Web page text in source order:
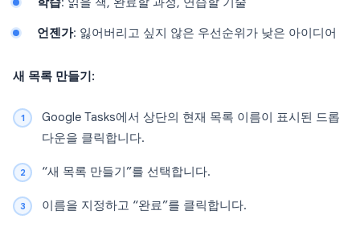
언젠가: 잃어버리고 싶지 않은 우선순위가 낮은 아이디어
새 목록 만들기:
Google Tasks에서 상단의 현재 목록 이름이 표시된 드롭
다운을 클릭합니다.
“새 목록 만들기”를 선택합니다.
이름을 지정하고 “완료”를 클릭합니다.